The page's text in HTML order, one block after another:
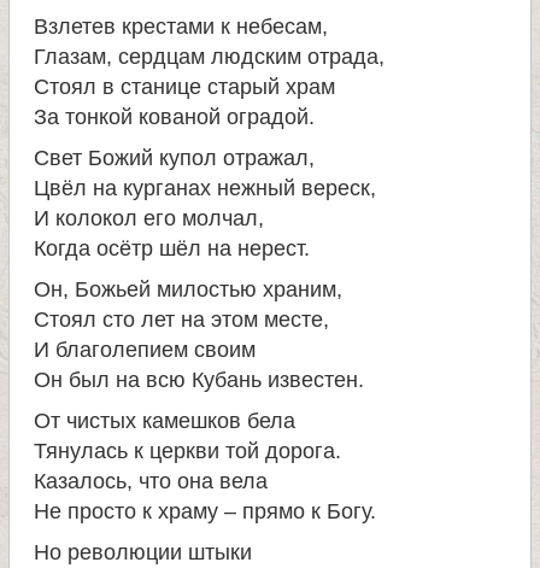
н
и
к
и
ц
л
и
Взлетев крестами к небесам,
Глазам, сердцам людским отрада,
Стоял в станице старый храм
За тонкой кованой оградой.
Свет Божий купол отражал,
Цвёл на курганах нежный вереск,
И колокол его молчал,
Когда осётр шёл на нерест.
Он, Божьей милостью храним,
Стоял сто лет на этом месте,
И благолепием своим
Он был на всю Кубань известен.
От чистых камешков бела
Тянулась к церкви той дорога.
Казалось, что она вела
Не просто к храму – прямо к Богу.
Но революции штыки